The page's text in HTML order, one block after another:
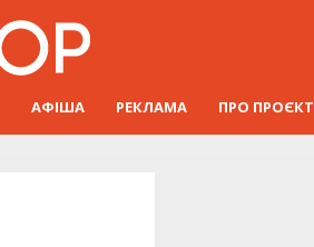
АФІША РЕКЛАМА ПРО ПРОЄКТ